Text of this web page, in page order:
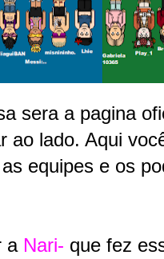
sera a pagina
ao lado. Aqui
equipes e os
a Nari- que fez